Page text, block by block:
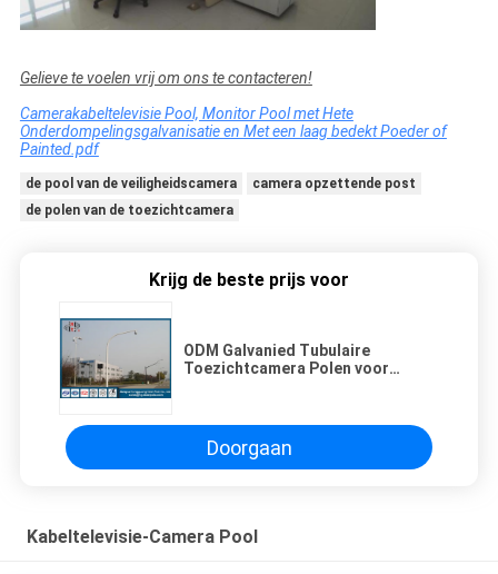
Gelieve te voelen vrij om ons te contacteren!
Camerakabeltelevisie Pool, Monitor Pool met Hete
Onderdompelingsgalvanisatie en Met een laag bedekt Poeder of
Painted.pdf
de pool van de veiligheidscamera
camera opzettende post
de polen van de toezichtcamera
Krijg de beste prijs voor
ODM Galvanied Tubulaire
Toezichtcamera Polen voor
Doorgaan
Kabeltelevisie-Camera Pool